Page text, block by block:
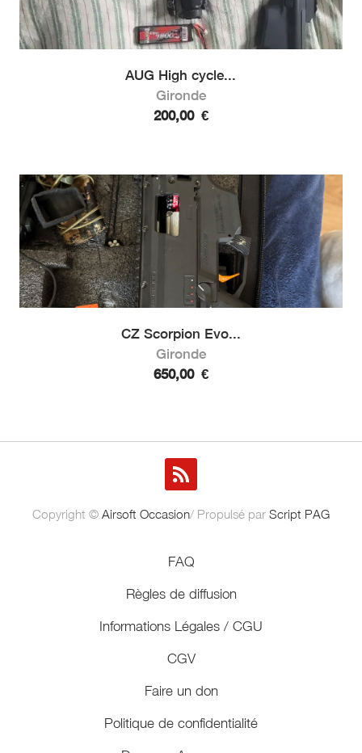
AUG High cycle...
Gironde
200,00 €
CZ Scorpion Evo...
Gironde
650,00 €
Copyright © Airsoft Occasion/ Propulsé par Script PAG
FAQ
Règles de diffusion
Informations Légales / CGU
CGV
Faire un don
Politique de confidentialité